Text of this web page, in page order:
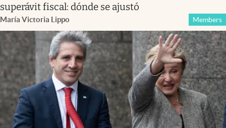
superávit fiscal: dónde se ajustó
María Victoria Lippo Members